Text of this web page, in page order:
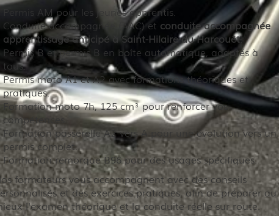
Permis AM pour les jeunes apprentis.
Conduite accompagnée (AAC) et conduite accompagnée
apprentissage anticipé à Saint-Hilaire-du-Harcouët.
Permis B et permis B en boîte automatique, adaptés à
tous.
Permis moto A1 et A2 avec formations théoriques et
pratiques.
Formation moto 7h, 125 cm³ pour renforcer vos
compétences.
Formation passerelle A2 vers A pour une évolution vers un
permis complet.
Formation remorque B96 pour des usages spécifiques.
formateurs vous accompagnent avec des conseils
et des exercices pratiques, afin de préparer au
l'examen théorique et la conduite réelle sur route.